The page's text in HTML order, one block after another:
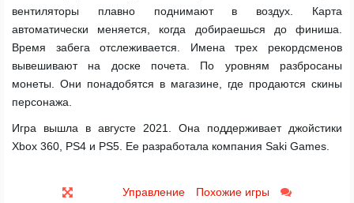
вентиляторы плавно поднимают в воздух. Карта
автоматически меняется, когда добираешься до финиша.
Время забега отслеживается. Имена трех рекордсменов
вывешивают на доске почета. По уровням разбросаны
монеты. Они понадобятся в магазине, где продаются скины
персонажа.
Игра вышла в августе 2021. Она поддерживает джойстики
Xbox 360, PS4 и PS5. Ее разработала компания Saki Games.
Управление
Похожие игры